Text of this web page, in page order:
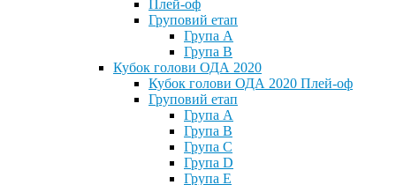
Плей-оф
Груповий етап
Група А
Група В
Кубок голови ОДА 2020
Кубок голови ОДА 2020 Плей-оф
Груповий етап
Група A
Група B
Група C
Група D
Група E